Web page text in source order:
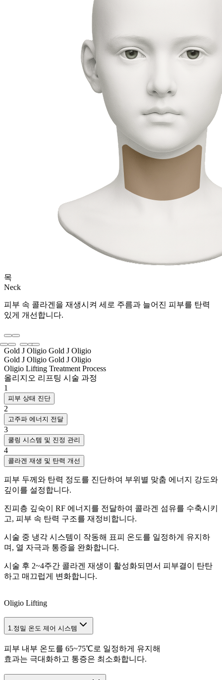
목
Neck
피부 속 콜라겐을 재생시켜 세로 주름과 늘어진 피부를 탄력
있게 개선합니다.
Gold J Oligio Gold J Oligio
Gold J Oligio Gold J Oligio
Oligio Lifting Treatment Process
올리지오 리프팅 시술 과정
1
피부 상태 진단
2
고주파 에너지 전달
3
쿨링 시스템 및 진정 관리
4
콜라겐 재생 및 탄력 개선
피부 두께와 탄력 정도를 진단하여 부위별 맞춤 에너지 강도와
깊이를 설정합니다.
진피층 깊숙이 RF 에너지를 전달하여 콜라겐 섬유를 수축시키
고, 피부 속 탄력 구조를 재정비합니다.
시술 중 냉각 시스템이 작동해 표피 온도를 일정하게 유지하
며, 열 자극과 통증을 완화합니다.
시술 후 2~4주간 콜라겐 재생이 활성화되면서 피부결이 탄탄
하고 매끄럽게 변화합니다.
Oligio Lifting
1.정밀 온도 제어 시스템
피부 내부 온도를 65~75℃로 일정하게 유지해
효과는 극대화하고 통증은 최소화합니다.